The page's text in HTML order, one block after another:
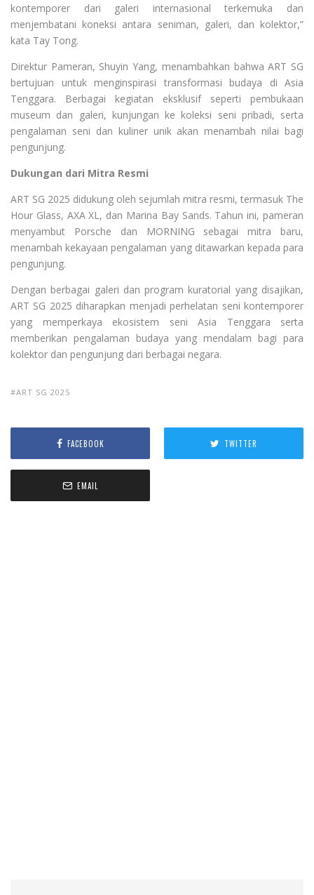
kontemporer dari galeri internasional terkemuka dan
menjembatani koneksi antara seniman, galeri, dan kolektor,”
kata Tay Tong.
Direktur Pameran, Shuyin Yang, menambahkan bahwa ART SG
bertujuan untuk menginspirasi transformasi budaya di Asia
Tenggara. Berbagai kegiatan eksklusif seperti pembukaan
museum dan galeri, kunjungan ke koleksi seni pribadi, serta
pengalaman seni dan kuliner unik akan menambah nilai bagi
pengunjung.
Dukungan dari Mitra Resmi
ART SG 2025 didukung oleh sejumlah mitra resmi, termasuk The
Hour Glass, AXA XL, dan Marina Bay Sands. Tahun ini, pameran
menyambut Porsche dan MORNING sebagai mitra baru,
menambah kekayaan pengalaman yang ditawarkan kepada para
pengunjung.
Dengan berbagai galeri dan program kuratorial yang disajikan,
ART SG 2025 diharapkan menjadi perhelatan seni kontemporer
yang memperkaya ekosistem seni Asia Tenggara serta
memberikan pengalaman budaya yang mendalam bagi para
kolektor dan pengunjung dari berbagai negara.
ART SG 2025
FACEBOOK TWITTER
EMAIL